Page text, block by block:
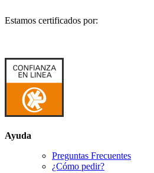
Estamos certificados por:
Ayuda
Preguntas Frecuentes
¿Cómo pedir?